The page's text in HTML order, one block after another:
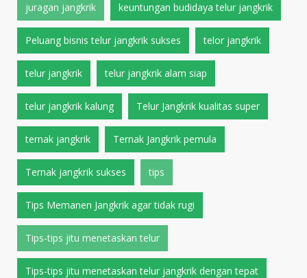
juragan jangkrik keuntungan budidaya telur jangkrik
Peluang bisnis telur jangkrik sukses telor jangkrik
telur jangkrik telur jangkrik alam siap
telur jangkrik kalung Telur Jangkrik kualitas super
ternak jangkrik Ternak Jangkrik pemula
Ternak jangkrik sukses tips
Tips Memanen Jangkrik agar tidak rugi
Tips-tips jitu menetaskan telur
Tips-tips jitu menetaskan telur jangkrik dengan tepat